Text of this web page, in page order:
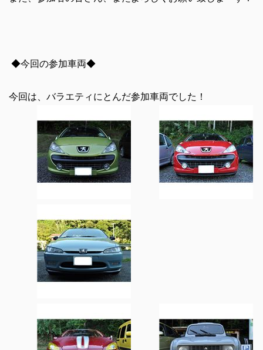
◆今回の参加車両◆
今回は、バラエティにとんだ参加車両でした！